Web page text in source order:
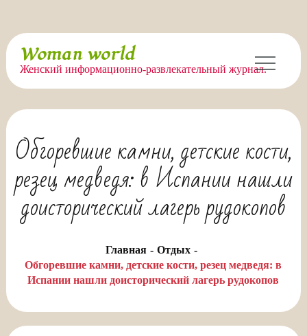
Перейти
содержимому
Woman world
Женский информационно-развлекательный журнал.
Обгоревшие камни, детские кости,
резец медведя: в Испании нашли
доисторический лагерь рудокопов
Главная
Отдых
Обгоревшие камни, детские кости, резец медведя: в
Испании нашли доисторический лагерь рудокопов